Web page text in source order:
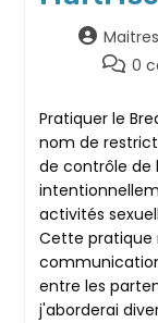
Auteur/
la
0
Pratiquer le
nom de
de contrôle de
activités
Cette pratique
entre les
j'aborderai